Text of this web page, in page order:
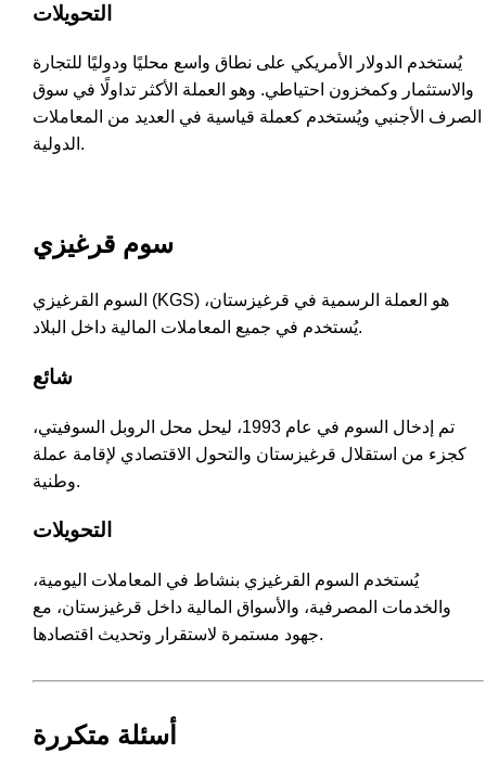
التحويلات
يُستخدم الدولار الأمريكي على نطاق واسع محليًا ودوليًا للتجارة
والاستثمار وكمخزون احتياطي. وهو العملة الأكثر تداولًا في سوق
الصرف الأجنبي ويُستخدم كعملة قياسية في العديد من المعاملات
الدولية.
سوم قرغيزي
السوم القرغيزي (KGS) هو العملة الرسمية في قرغيزستان،
يُستخدم في جميع المعاملات المالية داخل البلاد.
شائع
تم إدخال السوم في عام 1993، ليحل محل الروبل السوفيتي،
كجزء من استقلال قرغيزستان والتحول الاقتصادي لإقامة عملة
وطنية.
التحويلات
يُستخدم السوم القرغيزي بنشاط في المعاملات اليومية،
والخدمات المصرفية، والأسواق المالية داخل قرغيزستان، مع
جهود مستمرة لاستقرار وتحديث اقتصادها.
أسئلة متكررة